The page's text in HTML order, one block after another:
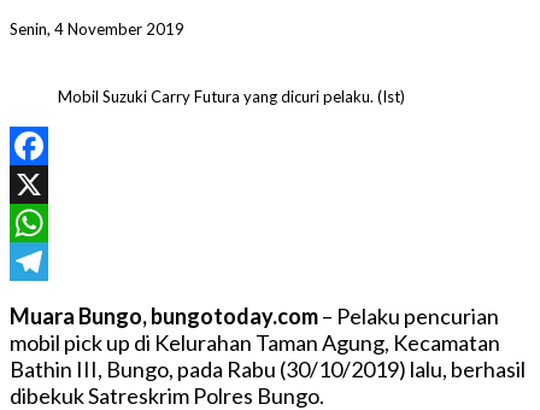
Senin, 4 November 2019
Mobil Suzuki Carry Futura yang dicuri pelaku. (Ist)
Facebook
X
WhatsApp
Muara Bungo, bungotoday.com– Pelaku pencurian
mobil pick up di Kelurahan Taman Agung, Kecamatan
Bathin III, Bungo, pada Rabu (30/10/2019) lalu, berhasil
dibekuk Satreskrim Polres Bungo.